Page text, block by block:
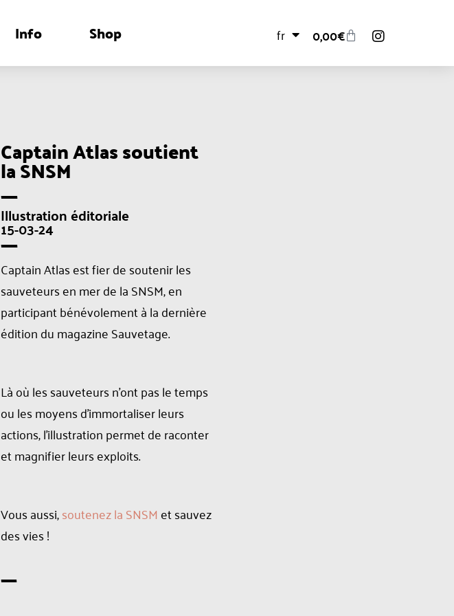
Info Shop fr 0,00€
Captain Atlas soutient
la SNSM
---
Illustration éditoriale
15-03-24
---
Captain Atlas est fier de soutenir les
sauveteurs en mer de la SNSM, en
participant bénévolement à la dernière
édition du magazine Sauvetage.
Là où les sauveteurs n’ont pas le temps
ou les moyens d’immortaliser leurs
actions, l’illustration permet de raconter
et magnifier leurs exploits.
Vous aussi,soutenez la SNSMet sauvez
des vies !
—-